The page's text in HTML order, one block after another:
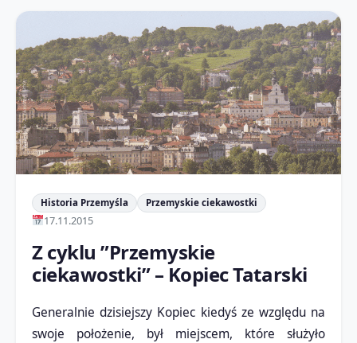
Historia Przemyśla Przemyskie ciekawostki
17.11.2015
Z cyklu ”Przemyskie
ciekawostki” – Kopiec Tatarski
Generalnie dzisiejszy Kopiec kiedyś ze względu na
swoje położenie, był miejscem, które służyło